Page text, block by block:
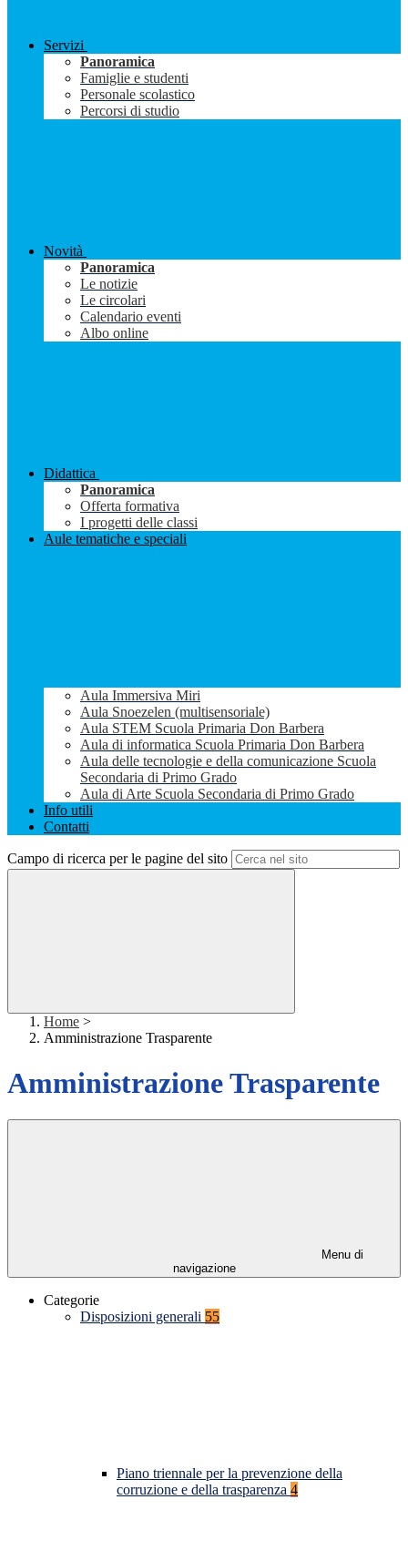
Servizi
Panoramica
Famiglie e studenti
Personale scolastico
Percorsi di studio
Novità
Panoramica
Le notizie
Le circolari
Calendario eventi
Albo online
Didattica
Panoramica
Offerta formativa
I progetti delle classi
Aule tematiche e speciali
Aula Immersiva Miri
Aula Snoezelen (multisensoriale)
Aula STEM Scuola Primaria Don Barbera
Aula di informatica Scuola Primaria Don Barbera
Aula delle tecnologie e della comunicazione Scuola
Secondaria di Primo Grado
Aula di Arte Scuola Secondaria di Primo Grado
Info utili
Contatti
Campo di ricerca per le pagine del sito
Home >
Amministrazione Trasparente
Amministrazione Trasparente
Menu di
navigazione
Categorie
Disposizioni generali 55
Piano triennale per la prevenzione della
corruzione e della trasparenza 4